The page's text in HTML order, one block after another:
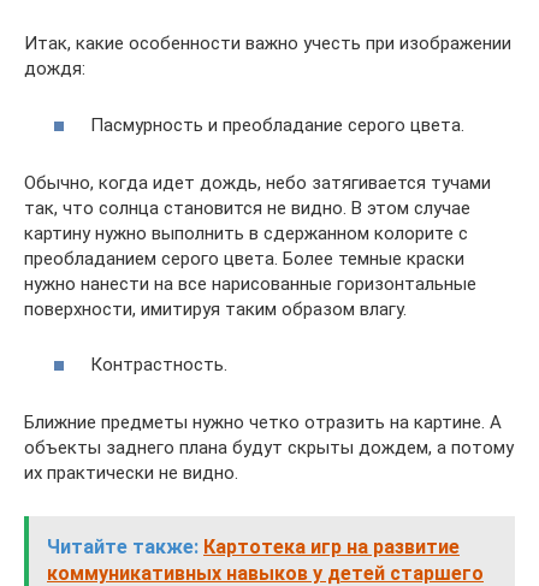
Итак, какие особенности важно учесть при изображении
дождя:
Пасмурность и преобладание серого цвета.
Обычно, когда идет дождь, небо затягивается тучами
так, что солнца становится не видно. В этом случае
картину нужно выполнить в сдержанном колорите с
преобладанием серого цвета. Более темные краски
нужно нанести на все нарисованные горизонтальные
поверхности, имитируя таким образом влагу.
Контрастность.
Ближние предметы нужно четко отразить на картине. А
объекты заднего плана будут скрыты дождем, а потому
их практически не видно.
Читайте также: Картотека игр на развитие
коммуникативных навыков у детей старшего